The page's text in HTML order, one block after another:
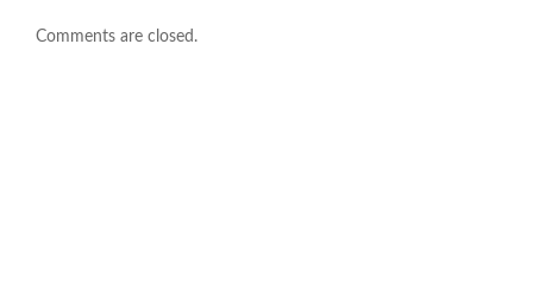
Comments are closed.